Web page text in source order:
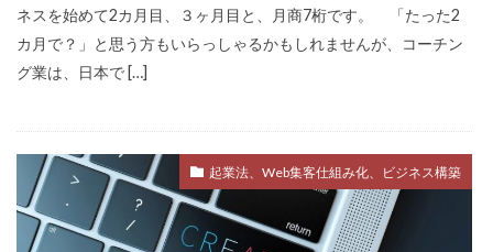
ネスを始めて2カ月目、３ヶ月目と、月商7桁です。 「たった2
カ月で？」と思う方もいらっしゃるかもしれませんが、コーチン
グ業は、日本で […]
起業法、Web集客仕組み化、ビジネス構築